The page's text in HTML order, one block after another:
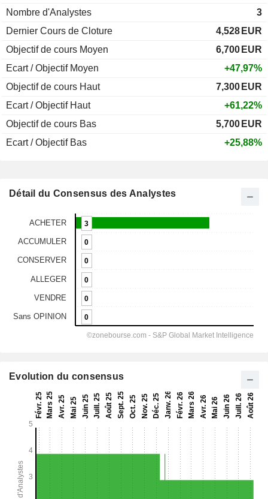
Nombre d'Analystes
3
Dernier Cours de Cloture
4,528 EUR
Objectif de cours Moyen
6,700 EUR
Ecart / Objectif Moyen
+47,97%
Objectif de cours Haut
7,300 EUR
Ecart / Objectif Haut
+61,22%
Objectif de cours Bas
5,700 EUR
Ecart / Objectif Bas
+25,88%
Détail du Consensus des Analystes
Evolution du consensus